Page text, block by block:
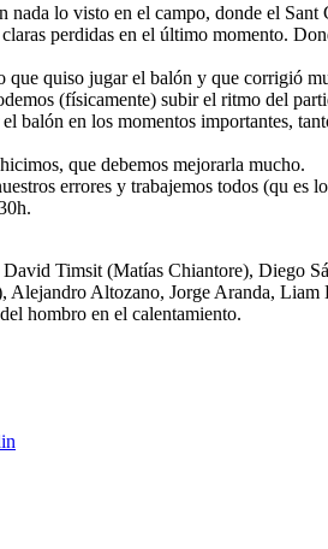
nada lo visto en el campo, donde el
perdidas en el último momento.
quiso jugar el balón y que corrigió
(físicamente) subir el ritmo del
balón en los momentos importantes,
que debemos mejorarla mucho.
errores y trabajemos todos (qu
Timsit (Matías Chiantore), Diego
Alejandro Altozano, Jorge Aranda,
hombro en el calentamiento.